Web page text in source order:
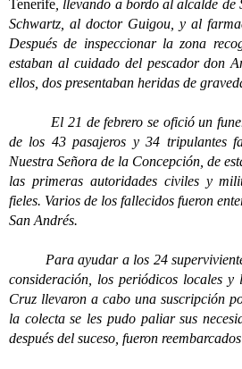
Tenerife , llevando a bordo al alcalde de
Schwartz, al doctor Guigou, y al
Después de inspeccionar la zona
estaban al cuidado del pescador don
ellos, dos presentaban heridas de
El 21 de febrero se ofició un
de los 43 pasajeros y 34 tripulantes
Nuestra Señora de la Concepción, de
las primeras autoridades civiles y
fieles. Varios de los fallecidos fueron
San Andrés.
Para ayudar a los 24
consideración, los periódicos locales y
Cruz llevaron a cabo una suscripción
la colecta se les pudo paliar sus
después del suceso, fueron